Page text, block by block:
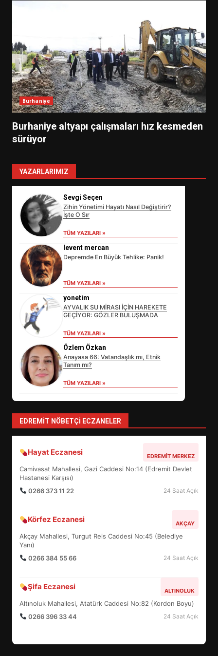
Burhaniye
Burhaniye altyapı çalışmaları hız kesmeden
sürüyor
YAZARLARIMIZ
Sevgi Seçen
Zihin Yönetimi Hayatı Nasıl Değiştirir?
İşte O Sır
TÜM YAZILARI »
levent mercan
Depremde En Büyük Tehlike: Panik!
TÜM YAZILARI »
yonetim
AYVALIK SU MİRASI İÇİN HAREKETE
GEÇİYOR: GÖZLER BULUŞMADA
TÜM YAZILARI »
Özlem Özkan
Anayasa 66: Vatandaşlık mı, Etnik
Tanım mı?
TÜM YAZILARI »
EDREMIT NÖBETÇI ECZANELER
Hayat Eczanesi EDREMIT MERKEZ
Camivasat Mahallesi, Gazi Caddesi No:14 (Edremit Devlet
Hastanesi Karşısı)
0266 373 11 22
24 Saat Açık
Körfez Eczanesi AKÇAY
Akçay Mahallesi, Turgut Reis Caddesi No:45 (Belediye
Yanı)
0266 384 55 66
24 Saat Açık
Şifa Eczanesi ALTINOLUK
Altınoluk Mahallesi, Atatürk Caddesi No:82 (Kordon Boyu)
0266 396 33 44
24 Saat Açık
3
SÜRDÜRÜLEBİLİRLİKTE NE
DEĞİŞECEK?
4
5
BALIKESİR MÜZELERİNDE SÜRE
UZATILDI: NE DEĞİŞTİ?
6
TURNUVASI KAYITLARI NEYİ
7
YENİ YÖNETİM NASIL
ŞEKİLLENDİ?
HAREKETE GEÇİYOR: GÖZLER